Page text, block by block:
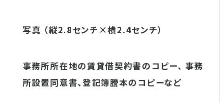
写真 （縦2.8センチ×横2.4センチ）
事務所所在地の賃貸借契約書のコピー、 事務
所設置同意書、登記簿謄本のコピーなど